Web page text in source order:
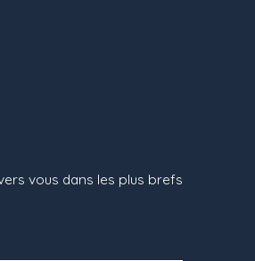
vous dans les plus brefs